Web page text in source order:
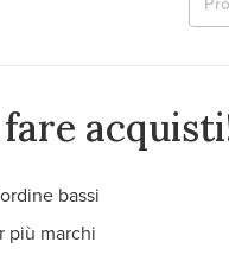
bassi
più marchi